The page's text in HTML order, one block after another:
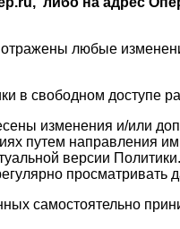
любые
в свободном доступе
изменения и/или
путем направления
версии
самостоятельно